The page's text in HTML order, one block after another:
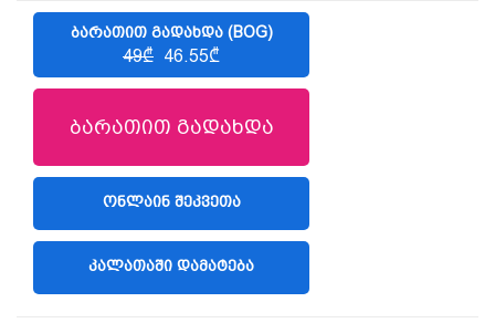
ᲑᲐᲠᲐᲗᲘᲗ ᲒᲐᲓᲐᲮᲓᲐ (BOG)
49₾ 46.55₾
ბარათით გადახდა
(LIBERTY)
ᲝᲜᲚᲐᲘᲜ ᲨᲔᲙᲕᲔᲗᲐ
ᲙᲐᲚᲐᲗᲐᲨᲘ ᲓᲐᲛᲐᲢᲔᲑᲐ